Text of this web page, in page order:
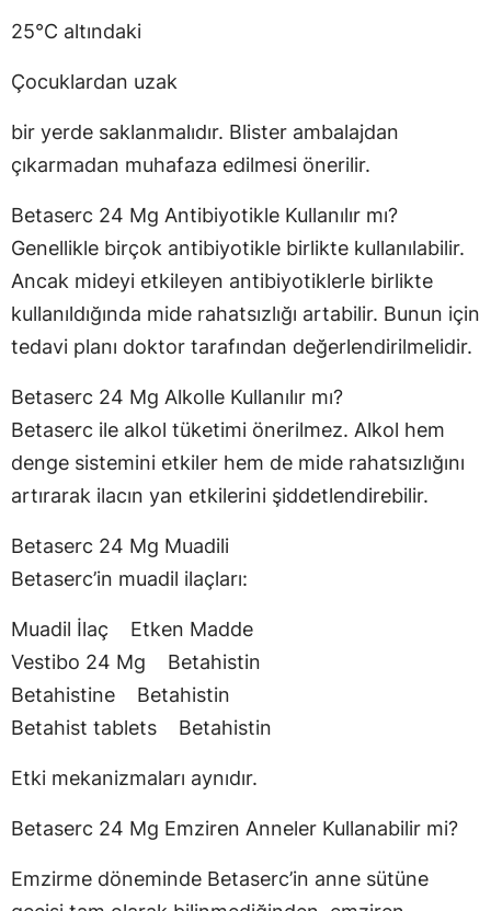
25°C altındaki
Çocuklardan uzak
bir yerde saklanmalıdır. Blister ambalajdan
çıkarmadan muhafaza edilmesi önerilir.
Betaserc 24 Mg Antibiyotikle Kullanılır mı?
Genellikle birçok antibiyotikle birlikte kullanılabilir.
Ancak mideyi etkileyen antibiyotiklerle birlikte
kullanıldığında mide rahatsızlığı artabilir. Bunun için
tedavi planı doktor tarafından değerlendirilmelidir.
Betaserc 24 Mg Alkolle Kullanılır mı?
Betaserc ile alkol tüketimi önerilmez. Alkol hem
denge sistemini etkiler hem de mide rahatsızlığını
artırarak ilacın yan etkilerini şiddetlendirebilir.
Betaserc 24 Mg Muadili
Betaserc’in muadil ilaçları:
Muadil İlaç Etken Madde
Vestibo 24 Mg Betahistin
Betahistine Betahistin
Betahist tablets Betahistin
Etki mekanizmaları aynıdır.
Betaserc 24 Mg Emziren Anneler Kullanabilir mi?
Emzirme döneminde Betaserc’in anne sütüne